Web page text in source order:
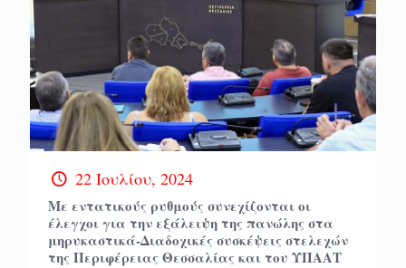
22 Ιουλίου, 2024
Με εντατικούς ρυθμούς συνεχίζονται οι
έλεγχοι για την εξάλειψη της πανώλης στα
μηρυκαστικά-Διαδοχικές συσκέψεις στελεχών
της Περιφέρειας Θεσσαλίας και του ΥΠΑΑΤ